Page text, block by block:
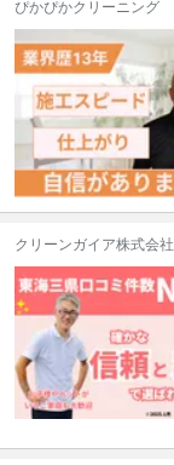
ぴかぴかクリーニング
クリーンガイア株式会社